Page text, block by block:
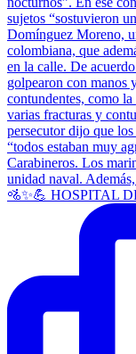
🚵✨💪 HOSPITAL